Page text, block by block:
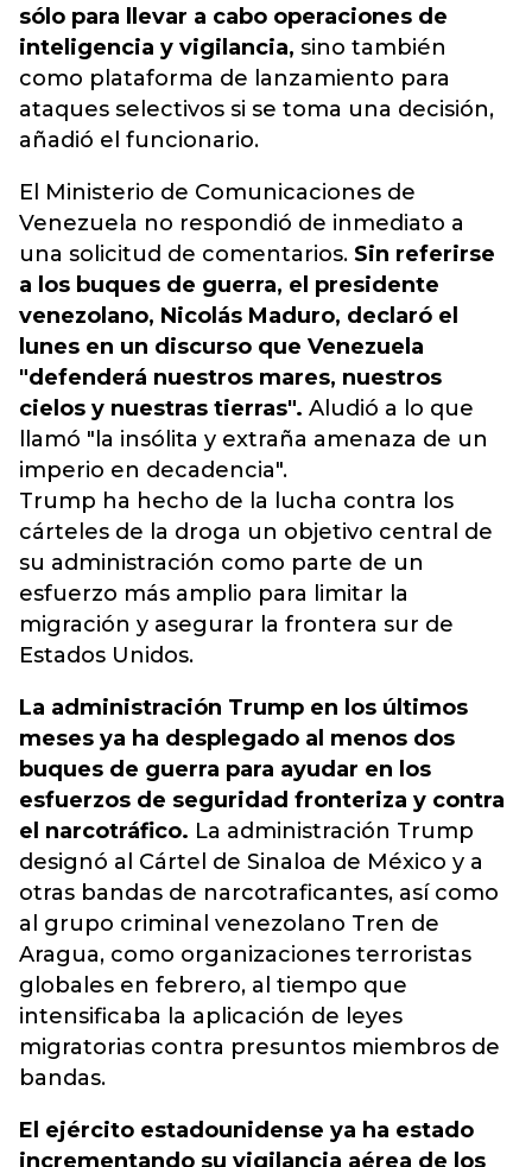
sólo para llevar a cabo operaciones de
inteligencia y vigilancia, sino también
como plataforma de lanzamiento para
ataques selectivos si se toma una decisión,
añadió el funcionario.
El Ministerio de Comunicaciones de
Venezuela no respondió de inmediato a
una solicitud de comentarios. Sin referirse
a los buques de guerra, el presidente
venezolano, Nicolás Maduro, declaró el
lunes en un discurso que Venezuela
"defenderá nuestros mares, nuestros
cielos y nuestras tierras". Aludió a lo que
llamó "la insólita y extraña amenaza de un
imperio en decadencia".
Trump ha hecho de la lucha contra los
cárteles de la droga un objetivo central de
su administración como parte de un
esfuerzo más amplio para limitar la
migración y asegurar la frontera sur de
Estados Unidos.
La administración Trump en los últimos
meses ya ha desplegado al menos dos
buques de guerra para ayudar en los
esfuerzos de seguridad fronteriza y contra
el narcotráfico. La administración Trump
designó al Cártel de Sinaloa de México y a
otras bandas de narcotraficantes, así como
al grupo criminal venezolano Tren de
Aragua, como organizaciones terroristas
globales en febrero, al tiempo que
intensificaba la aplicación de leyes
migratorias contra presuntos miembros de
bandas.
El ejército estadounidense ya ha estado
incrementando su vigilancia aérea de los